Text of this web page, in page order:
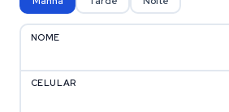
NOME
CELULAR